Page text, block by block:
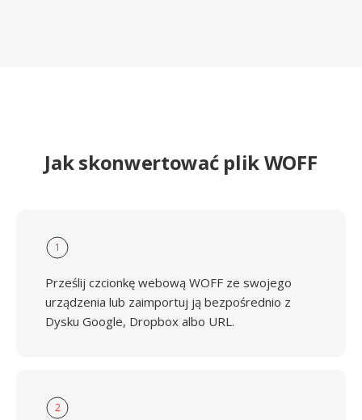
Jak skonwertować plik WOFF
1
Prześlij czcionkę webową WOFF ze swojego
urządzenia lub zaimportuj ją bezpośrednio z
Dysku Google, Dropbox albo URL.
2